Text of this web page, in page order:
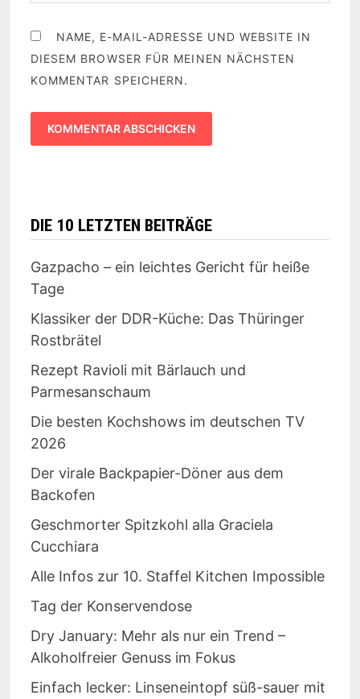
NAME, E-MAIL-ADRESSE UND WEBSITE IN
DIESEM BROWSER FÜR MEINEN NÄCHSTEN
KOMMENTAR SPEICHERN.
DIE 10 LETZTEN BEITRÄGE
Gazpacho – ein leichtes Gericht für heiße
Tage
Klassiker der DDR-Küche: Das Thüringer
Rostbrätel
Rezept Ravioli mit Bärlauch und
Parmesanschaum
Die besten Kochshows im deutschen TV
2026
Der virale Backpapier-Döner aus dem
Backofen
Geschmorter Spitzkohl alla Graciela
Cucchiara
Alle Infos zur 10. Staffel Kitchen Impossible
Tag der Konservendose
Dry January: Mehr als nur ein Trend –
Alkoholfreier Genuss im Fokus
Einfach lecker: Linseneintopf süß-sauer mit